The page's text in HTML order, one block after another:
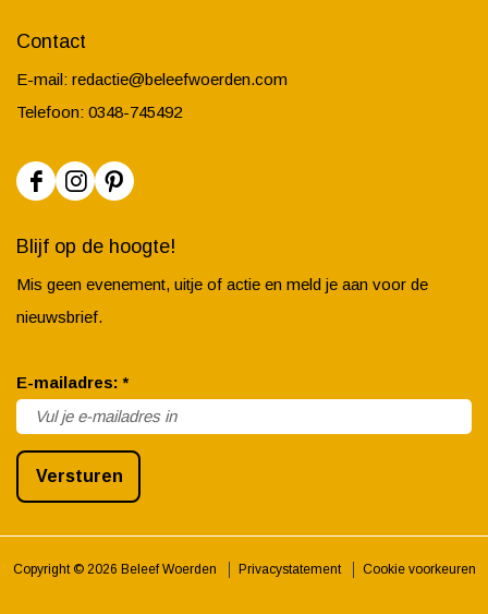
Contact
E-mail: redactie@beleefwoerden.com
Telefoon: 0348-745492
F
c
e
b
o
k
B
I
t
a
r
a
m
P
t
e
s
t
Blijf op de hoogte!
Mis geen evenement, uitje of actie en meld je aan voor de
nieuwsbrief.
E-mailadres:*v
e
r
c
Versturen
Copyright © 2026 Beleef Woerden Privacystatement Cookie voorkeuren